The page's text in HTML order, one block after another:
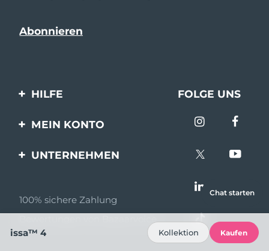
HILFE
Kontaktiere uns
FOLGE UNS
MEIN KONTO
UNTERNEHMEN
Partnerprogramm
100% sichere Zahlung
Chat starten
issa™ 4 Kollektion Kaufen